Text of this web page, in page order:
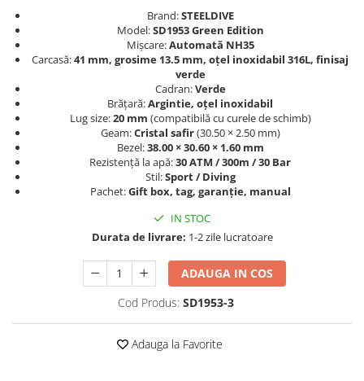
Brand:STEELDIVE
Model:SD1953 Green Edition
Mișcare:Automată NH35
Carcasă:41 mm, grosime 13.5 mm, oțel inoxidabil 316L, finisaj
verde
Cadran:Verde
Brățară:Argintie, oțel inoxidabil
Lug size:20 mm (compatibilă cu curele de schimb)
Geam:Cristal safir(30.50 × 2.50 mm)
Bezel:38.00 × 30.60 × 1.60 mm
Rezistență la apă:30 ATM / 300m / 30 Bar
Stil:Sport / Diving
Pachet:Gift box, tag, garanție, manual
IN STOC
Durata de livrare: 1-2 zile lucratoare
ADAUGA IN COS
Cod Produs: SD1953-3
Adauga la Favorite